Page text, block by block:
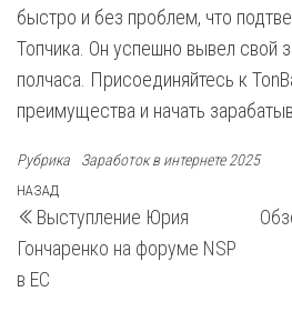
быстро и без проблем, что
Топчика. Он успешно вывел свой
полчаса. Присоединяйтесь к
преимущества и начать
Рубрика Заработок в интернете 2025
Навигация
по
записям
Предыдущая
запись
НАЗАД
Выступление Юрия
Гончаренко на форуме NSP
в ЕС